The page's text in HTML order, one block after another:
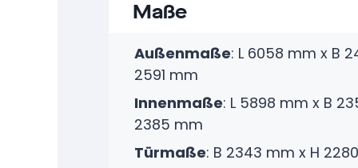
Maße
Außenmaße: L 6058 mm x B
2591 mm
Innenmaße: L 5898 mm x B
2385 mm
Türmaße: B 2343 mm x H